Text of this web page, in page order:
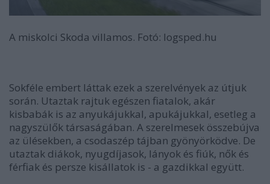
A miskolci Skoda villamos. Fotó: logsped.hu
Sokféle embert láttak ezek a szerelvények az útjuk
során. Utaztak rajtuk egészen fiatalok, akár
kisbabák is az anyukájukkal, apukájukkal, esetleg a
nagyszülők társaságában. A szerelmesek összebújva
az ülésekben, a csodaszép tájban gyönyörködve. De
utaztak diákok, nyugdíjasok, lányok és fiúk, nők és
férfiak és persze kisállatok is - a gazdikkal együtt.